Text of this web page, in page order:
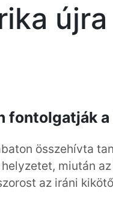
fontolgatják
összehívta
miután
az iráni